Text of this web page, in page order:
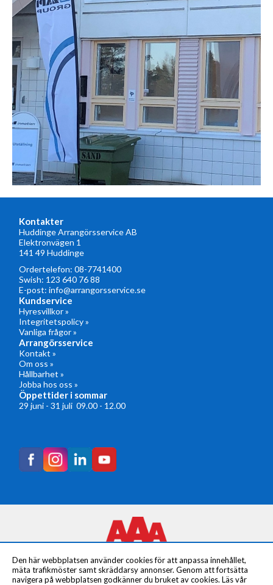
Den här webbplatsen använder cookies för att anpassa innehållet,
mäta trafikmöster samt skräddarsy annonser. Genom att fortsätta
navigera på webbplatsen godkänner du bruket av cookies. Läs vår
Kontakter
Huddinge Arrangörsservice AB
Elektronvägen 1
141 49 Huddinge
Ordertelefon: 08-7741400
Swish: 123 640 76 88
E-post: info@arrangorsservice.se
Kundservice
Hyresvillkor »
Integritetspolicy »
Vanliga frågor »
Arrangörsservice
Kontakt »
Om oss »
Hållbarhet »
Jobba hos oss »
Öppettider i sommar
29 juni - 31 juli 09.00 - 12.00